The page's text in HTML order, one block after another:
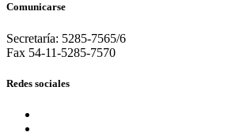
Comunicarse
Secretaría: 5285-7565/6
Fax 54-11-5285-7570
Redes sociales